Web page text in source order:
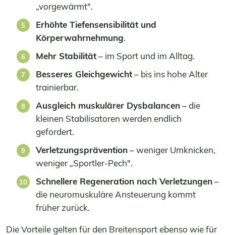
„vorgewärmt".
Erhöhte Tiefensensibilität und
Körperwahrnehmung.
Mehr Stabilität– im Sport und im Alltag.
Besseres Gleichgewicht– bis ins hohe Alter
trainierbar.
Ausgleich muskulärer Dysbalancen– die
kleinen Stabilisatoren werden endlich
gefordert.
Verletzungsprävention– weniger Umknicken,
weniger „Sportler-Pech".
Schnellere Regeneration nach Verletzungen–
die neuromuskuläre Ansteuerung kommt
früher zurück.
Die Vorteile gelten für den Breitensport ebenso wie für